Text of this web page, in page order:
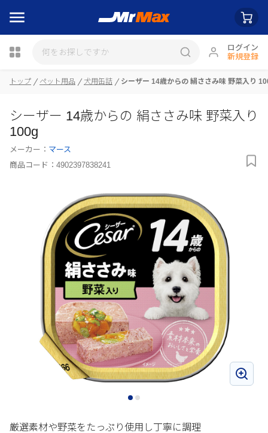
ログイン
新規登録
トップ ペット用品 犬用缶詰 シーザー 14歳からの 絹ささみ味 野菜入り
シーザー 14歳からの 絹ささみ味 野菜入り
100g
メーカー： マース
商品コード： 4902397838241
厳選素材や野菜をたっぷり使用し丁寧に調理